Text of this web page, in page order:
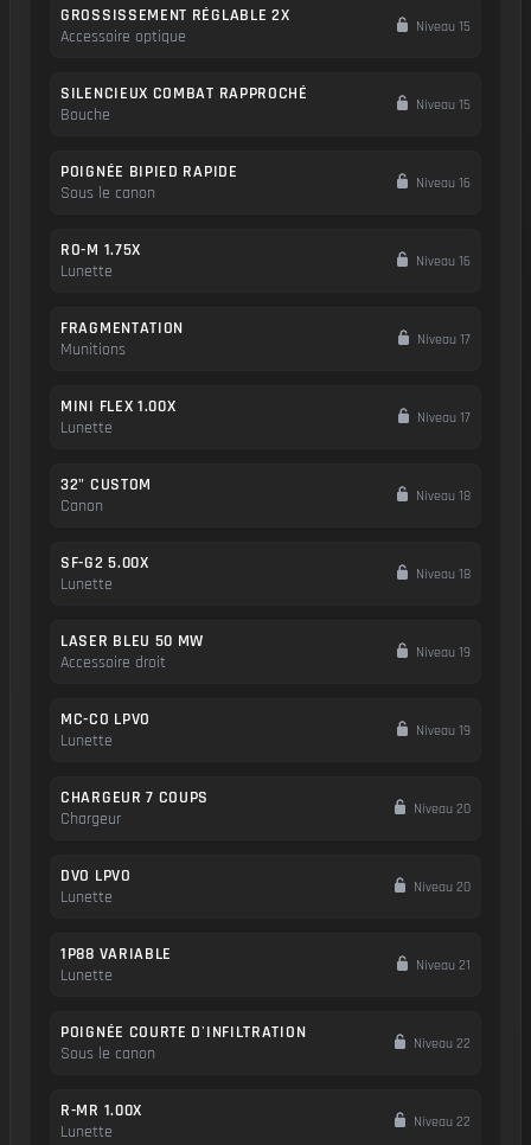
GROSSISSEMENT RÉGLABLE 2X
Accessoire optique
Niveau 15
SILENCIEUX COMBAT RAPPROCHÉ
Bouche
Niveau 15
POIGNÉE BIPIED RAPIDE
Sous le canon
Niveau 16
RO-M 1.75X
Lunette
Niveau 16
FRAGMENTATION
Munitions
Niveau 17
MINI FLEX 1.00X
Lunette
Niveau 17
32" CUSTOM
Canon
Niveau 18
SF-G2 5.00X
Lunette
Niveau 18
LASER BLEU 50 MW
Accessoire droit
Niveau 19
MC-CO LPVO
Lunette
Niveau 19
CHARGEUR 7 COUPS
Chargeur
Niveau 20
DVO LPVO
Lunette
Niveau 20
1P88 VARIABLE
Lunette
Niveau 21
POIGNÉE COURTE D'INFILTRATION
Sous le canon
Niveau 22
R-MR 1.00X
Lunette
Niveau 22